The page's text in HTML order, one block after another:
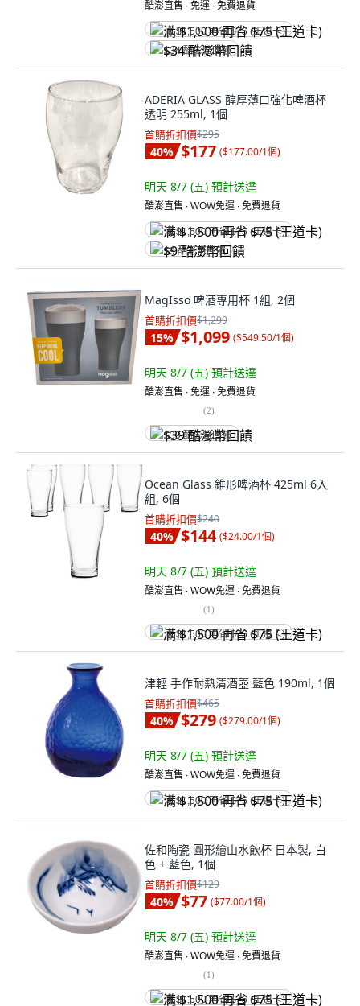
酷澎直售 ∙ 免運 ∙ 免費退貨
满 $1,500 再省 $75 (王道卡)
$34 酷澎幣回饋
ADERIA GLASS 醇厚薄口強化啤酒杯
透明 255ml, 1個
首購折扣價$295
40% $177 ($177.00/1個)
明天 8/7 (五) 預計送達
酷澎直售 ∙ WOW免運 ∙ 免費退貨
满 $1,500 再省 $75 (王道卡)
$9 酷澎幣回饋
MagIsso 啤酒專用杯 1組, 2個
首購折扣價$1,299
15% $1,099 ($549.50/1個)
明天 8/7 (五) 預計送達
酷澎直售 ∙ 免運 ∙ 免費退貨
(2)
$39 酷澎幣回饋
Ocean Glass 錐形啤酒杯 425ml 6入
組, 6個
首購折扣價$240
40% $144 ($24.00/1個)
明天 8/7 (五) 預計送達
酷澎直售 ∙ WOW免運 ∙ 免費退貨
(1)
满 $1,500 再省 $75 (王道卡)
津輕 手作耐熱清酒壺 藍色 190ml, 1個
首購折扣價$465
40% $279 ($279.00/1個)
明天 8/7 (五) 預計送達
酷澎直售 ∙ WOW免運 ∙ 免費退貨
满 $1,500 再省 $75 (王道卡)
佐和陶瓷 圓形繪山水飲杯 日本製, 白
色 + 藍色, 1個
首購折扣價$129
40% $77 ($77.00/1個)
明天 8/7 (五) 預計送達
酷澎直售 ∙ WOW免運 ∙ 免費退貨
(1)
满 $1,500 再省 $75 (王道卡)